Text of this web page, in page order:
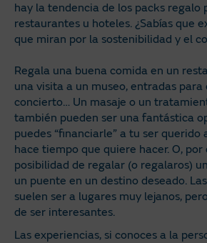
hay la tendencia de los packs regalo
restaurantes u hoteles. ¿Sabías que
que miran por la sostenibilidad y el
Regala una buena comida en un
una visita a un museo, entradas
concierto… Un masaje o un
también pueden ser una fantástica
puedes “financiarle” a tu ser querido
hace tiempo que quiere hacer. O, por
posibilidad de regalar (o regalaros)
un puente en un destino deseado.
suelen ser a lugares muy lejanos,
de ser interesantes.
Las experiencias, si conoces a la